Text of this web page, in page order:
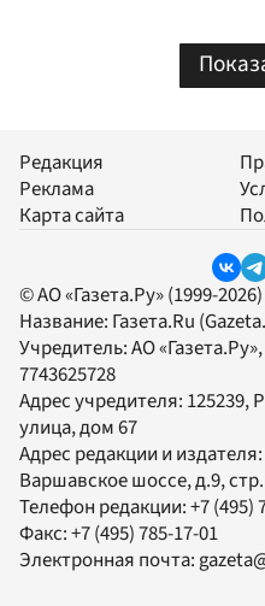
Редакция
Реклама
Карта сайта
© АО «Газета.Ру» (1999-
Название: Газета.Ru
Учредитель:АО «Газета.Ру»
7743625728
Адрес учредителя: 125239,
улица, дом 67
Адрес редакции и издателя:
Варшавское шоссе, д.9,
Телефон редакции:+7 (495)
Факс:+7 (495) 785-17-01
Электронная почта: